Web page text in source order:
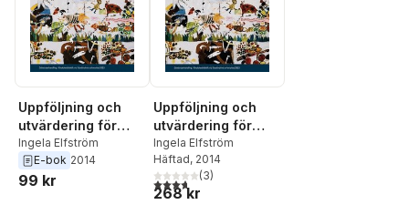
Uppföljning och
utvärdering för
förändring
Ingela Elfström
E-bok 2014
99 kr
Uppföljning och
utvärdering för
förändring :
pedagogisk
dokumentation som
grund för
Ingela Elfström
Häftad, 2014
3,7utav 5 stjärnor. Totalt antal röster:
(3)
268 kr